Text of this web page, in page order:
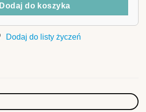
Dodaj do koszyka
Dodaj do listy życzeń